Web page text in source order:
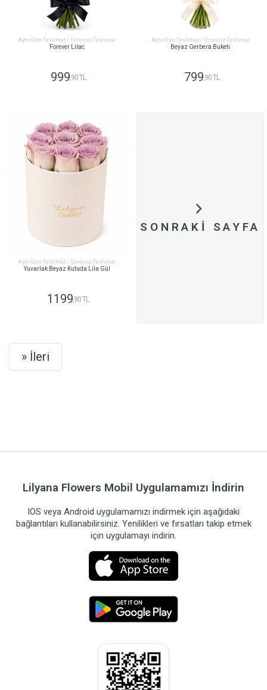
Aynı Gün Teslimat / Ücretsiz Teslimat
Forever Lilac
999,90 TL
Aynı Gün Teslimat / Ücretsiz Teslimat
Beyaz Gerbera Buketi
799,90 TL
Aynı Gün Teslimat / Ücretsiz Teslimat
Yuvarlak Beyaz Kutuda Lila Gül
1199,90 TL
SONRAKI SAYFA
» İleri
Lilyana Flowers Mobil Uygulamamızı İndirin
IOS veya Android uygulamamızı indirmek için aşağıdaki
bağlantıları kullanabilirsiniz. Yenilikleri ve fırsatları takip etmek
için uygulamayı indirin.